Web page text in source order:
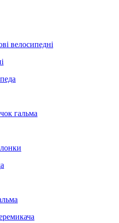
велосипедні
гальма